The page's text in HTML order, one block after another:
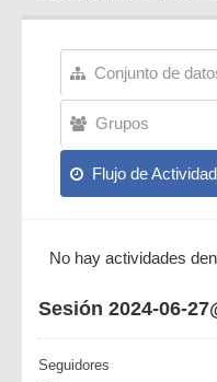
Conjunto de
Grupos
Flujo de Actividad
No hay actividades
Sesión 2024-06-
Seguidores